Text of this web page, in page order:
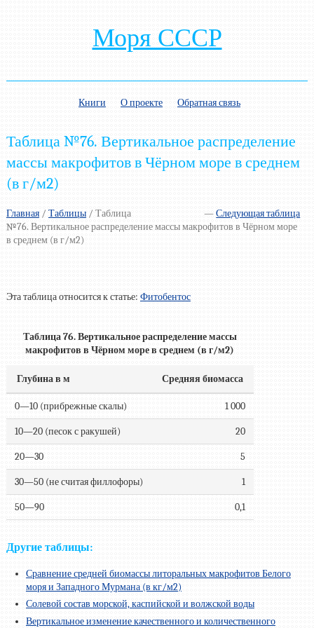
Моря СССР
Книги О проекте Обратная связь
Таблица №76. Вертикальное распределение
массы макрофитов в Чёрном море в среднем
(в г/м2)
Главная/ —Следующая таблица
Таблицы/ Таблица
№76. Вертикальное распределение массы макрофитов в Чёрном море
в среднем (в г/м2)
Эта таблица относится к статье: Фитобентос
Таблица 76. Вертикальное распределение массы
макрофитов в Чёрном море в среднем (в г/м2)
Глубина в м Средняя биомасса
0—10 (прибрежные скалы) 1 000
10—20 (песок с ракушей) 20
20—30 5
30—50 (не считая филлофоры) 1
50—90 0,1
Другие таблицы:
Сравнение средней биомассы литоральных макрофитов Белого
моря и Западного Мурмана (в кг/м2)
Солевой состав морской, каспийской и волжской воды
Вертикальное изменение качественного и количественного